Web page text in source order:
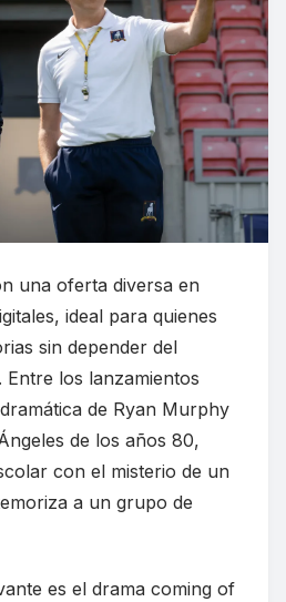
una oferta diversa en
ideal para quienes
sin depender del
los lanzamientos
de Ryan Murphy
de los años 80,
con el misterio de un
a un grupo de
es el drama coming of